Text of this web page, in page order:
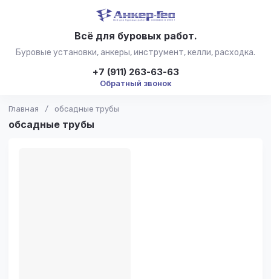
Всё для буровых работ.
Буровые установки, анкеры, инструмент, келли, расходка.
+7 (911) 263-63-63
Обратный звонок
Главная / обсадные трубы
обсадные трубы